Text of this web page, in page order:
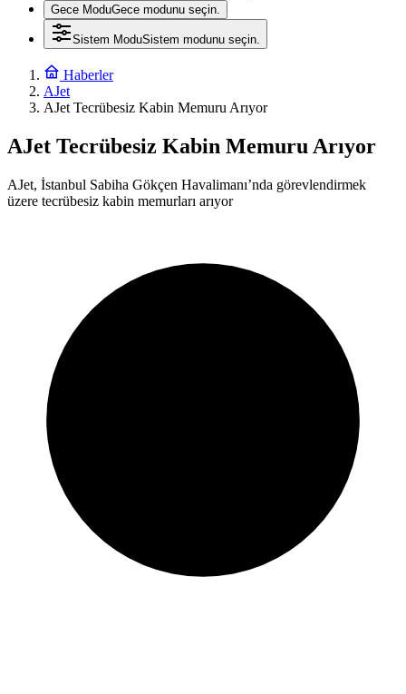
Gece ModuGece modunu seçin.
Sistem ModuSistem modunu seçin.
Haberler
AJet
AJet Tecrübesiz Kabin Memuru Arıyor
AJet Tecrübesiz Kabin Memuru Arıyor
AJet, İstanbul Sabiha Gökçen Havalimanı’nda görevlendirmek
üzere tecrübesiz kabin memurları arıyor